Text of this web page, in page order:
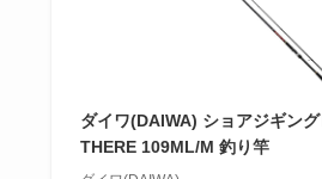
ダイワ(DAIWA) ショアジギン
THERE 109ML/M 釣り竿